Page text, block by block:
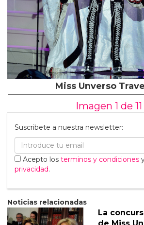
Miss Unverso
Imagen 1 de 11
Suscribete a nuestra newsletter:
Acepto los terminos y condiciones
privacidad.
Noticias relacionadas
La
de Miss